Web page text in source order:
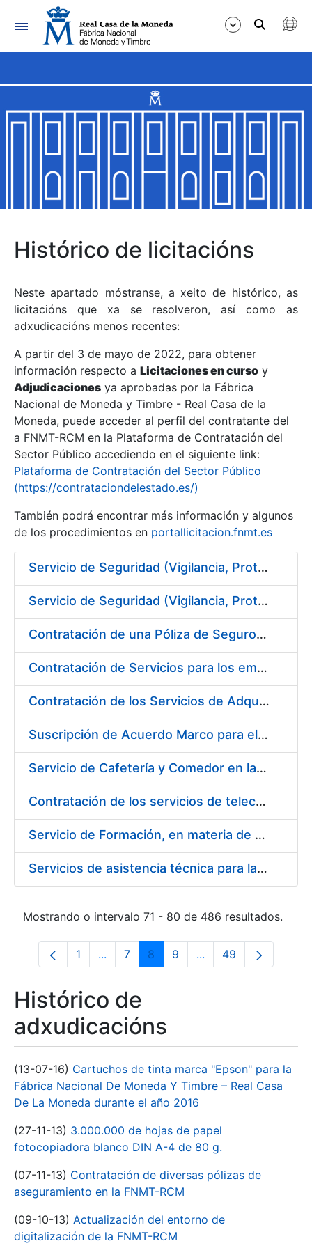
Navegación
Mostrar/Ocultar
Mostrar/Ocultar
Mostrar/Ocultar
Mostrar/Ocultar
Mostrar/Ocultar
Mostrar/Ocultar
Mostrar/Ocultar
Histórico de licitacións
Neste apartado móstranse, a xeito de histórico, as
licitacións que xa se resolveron, así como as
adxudicacións menos recentes:
A partir del 3 de mayo de 2022, para obtener
información respecto a Licitaciones en curso y
Adjudicaciones ya aprobadas por la Fábrica
Nacional de Moneda y Timbre - Real Casa de la
Moneda, puede acceder al perfil del contratante del
a FNMT-RCM en la Plataforma de Contratación del
Sector Público accediendo en el siguiente link:
Plataforma de Contratación del Sector Público
(https://contrataciondelestado.es/)
También podrá encontrar más información y algunos
de los procedimientos en portallicitacion.fnmt.es
Servicio de Seguridad (Vigilancia, Protección y Control) en los centros de la FNMT-RCM en Burgos
Servicio de Seguridad (Vigilancia, Protección y Control) en los centros de la FNMT-RCM en Madrid
Contratación de una Póliza de Seguro Colectivo de Asistencia Sanitaria para la Fábrica Nacional de Moneda y Timbre – Real Casa de la Moneda
Contratación de Servicios para los empleados de la Fábrica Nacional de Moneda y Timbre-Real Casa de la Moneda para el año 2020, en ejecución de la sentencia número 511/2020 de la Sala de lo Social del Tribunal Supremo (Cesta de Navidad)
Contratación de los Servicios de Adquisición, Renovación y Mantenimiento de Licencias Software de Ofimática ( 2 lotes)
Suscripción de Acuerdo Marco para el Suministro de Material de Acero Inoxidable de la Entidad Pública Empresarial Fábrica Nacional de Moneda y Timbre-Real Casa de la Moneda (FNMT-RCM)
Servicio de Cafetería y Comedor en la sede central de la Fábrica Nacional de Moneda y Timbre-Real Casa de la Moneda en Madrid
Contratación de los servicios de telecomunicaciones para la FNMT-RCM
Servicio de Formación, en materia de Prevención de Riesgos Laborales, de Cursos de Operador de Carretillas de Manutención, Puente Grúa, Polipastos y Plataformas Móviles de Personal (PEMP), en su sede de Madrid y Burgos
Servicios de asistencia técnica para la realización de análisis de las aguas potables
Mostrando o intervalo 71 - 80 de 486 resultados.
Páxina
1 ...Páxinas intermedias Use pestaña para
Páxina
7 Páxina
8 Páxina
9 ...Páxinas intermedias
Páxina
49
Histórico de
adxudicacións
(13-07-16) Cartuchos de tinta marca "Epson" para la
Fábrica Nacional De Moneda Y Timbre – Real Casa
De La Moneda durante el año 2016
(27-11-13) 3.000.000 de hojas de papel
fotocopiadora blanco DIN A-4 de 80 g.
(07-11-13) Contratación de diversas pólizas de
aseguramiento en la FNMT-RCM
(09-10-13) Actualización del entorno de
digitalización de la FNMT-RCM